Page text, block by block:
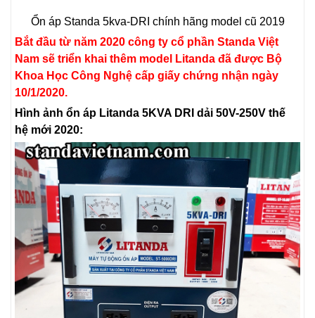
Ổn áp Standa 5kva-DRI chính hãng model cũ 2019
Bắt đầu từ năm 2020 công ty cổ phần Standa Việt
Nam sẽ triển khai thêm model Litanda đã được Bộ
Khoa Học Công Nghệ cấp giấy chứng nhận ngày
10/1/2020.
Hình ảnh ổn áp Litanda 5KVA DRI dải 50V-250V thế
hệ mới 2020: